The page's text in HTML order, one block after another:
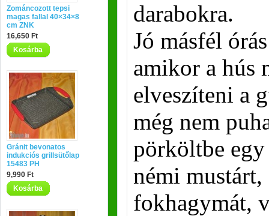
Zománcozott tepsi
magas fallal 40×34×8
cm ZNK
16,650 Ft
Kosárba
Gránit bevonatos
indukciós grillsütőlap
15483 PH
9,990 Ft
Kosárba
darabokra.
Jó másfél
amikor a hús
elveszíteni a
még nem
pörköltbe
némi mustárt,
fokhagymát,